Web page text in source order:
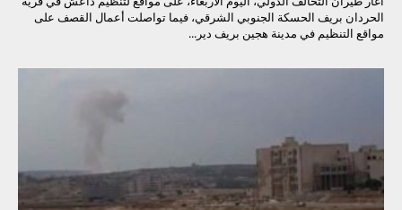
الحردان بريف الحسكة الجنوبي الشرقي، فيما تواصلت أعمال القصف على
مواقع التنظيم في مدينة هجين بريف دير...